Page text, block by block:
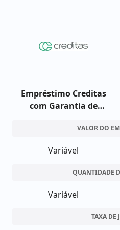
Empréstimo Creditas
com Garantia de
VALOR DO
Variável
QUANTIDADE
Variável
TAXA DE